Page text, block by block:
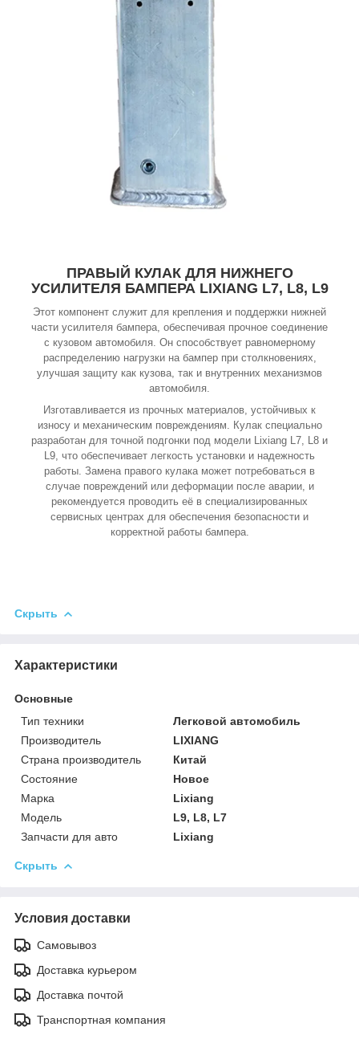
ПРАВЫЙ КУЛАК ДЛЯ НИЖНЕГО
УСИЛИТЕЛЯ БАМПЕРА LIXIANG L7, L8, L9
Этот компонент служит для крепления и поддержки нижней
части усилителя бампера, обеспечивая прочное соединение
с кузовом автомобиля. Он способствует равномерному
распределению нагрузки на бампер при столкновениях,
улучшая защиту как кузова, так и внутренних механизмов
автомобиля.
Изготавливается из прочных материалов, устойчивых к
износу и механическим повреждениям. Кулак специально
разработан для точной подгонки под модели Lixiang L7, L8 и
L9, что обеспечивает легкость установки и надежность
работы. Замена правого кулака может потребоваться в
случае повреждений или деформации после аварии, и
рекомендуется проводить её в специализированных
сервисных центрах для обеспечения безопасности и
корректной работы бампера.
Скрыть
Характеристики
Основные
Тип техники
Легковой автомобиль
Производитель
LIXIANG
Страна производитель
Китай
Состояние
Новое
Марка
Lixiang
Модель
L9, L8, L7
Запчасти для авто
Lixiang
Скрыть
Условия доставки
Самовывоз
Доставка курьером
Доставка почтой
Транспортная компания